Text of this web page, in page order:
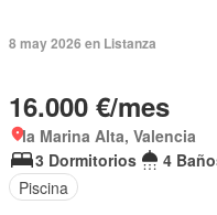
8 may 2026 en Listanza
16.000 €/mes
la Marina Alta, Valencia
3 Dormitorios
4
Piscina